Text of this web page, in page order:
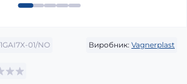
01/NO Виробник: Vagnerplast